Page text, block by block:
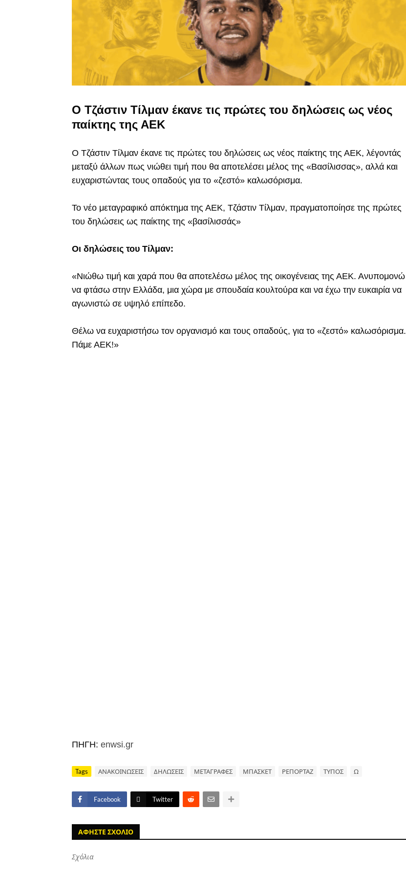
Ο Τζάστιν Τίλμαν έκανε τις πρώτες του δηλώσεις ως νέος
παίκτης της ΑΕΚ
Ο Τζάστιν Τίλμαν έκανε τις πρώτες του δηλώσεις ως νέος παίκτης της ΑΕΚ, λέγοντάς
μεταξύ άλλων πως νιώθει τιμή που θα αποτελέσει μέλος της «Βασίλισσας», αλλά και
ευχαριστώντας τους οπαδούς για το «ζεστό» καλωσόρισμα.
Το νέο μεταγραφικό απόκτημα της ΑΕΚ, Τζάστιν Τίλμαν, πραγματοποίησε της πρώτες
του δηλώσεις ως παίκτης της «βασίλισσάς»
Οι δηλώσεις του Τίλμαν:
«Νιώθω τιμή και χαρά που θα αποτελέσω μέλος της οικογένειας της ΑΕΚ. Ανυπομονώ
να φτάσω στην Ελλάδα, μια χώρα με σπουδαία κουλτούρα και να έχω την ευκαιρία να
αγωνιστώ σε υψηλό επίπεδο.
Θέλω να ευχαριστήσω τον οργανισμό και τους οπαδούς, για το «ζεστό» καλωσόρισμα.
Πάμε ΑΕΚ!»
ΠΗΓΗ: enwsi.gr
Tags ΑΝΑΚΟΙΝΩΣΕΙΣ ΔΗΛΩΣΕΙΣ ΜΕΤΑΓΡΑΦΕΣ ΜΠΑΣΚΕΤ ΡΕΠΟΡΤΑΖ ΤΥΠΟΣ Ω
Facebook Twitter
ΑΦΗΣΤΕ ΣΧΟΛΙΟ
Σχόλια